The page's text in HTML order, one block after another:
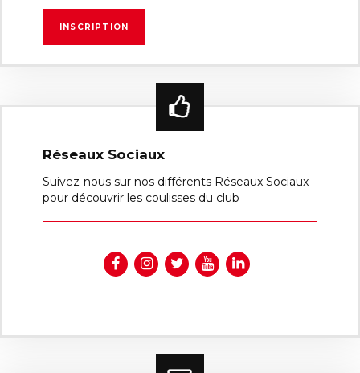
Réseaux Sociaux
Suivez-nous sur nos différents Réseaux Sociaux
pour découvrir les coulisses du club